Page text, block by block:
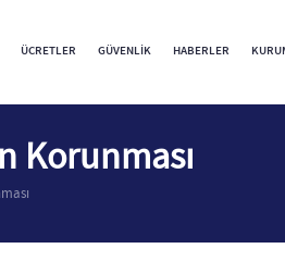
ÜCRETLER GÜVENLIK HABERLER
Korunması